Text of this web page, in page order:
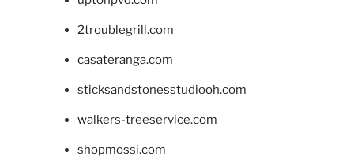
2troublegrill.com
casateranga.com
sticksandstonesstudiooh.com
walkers-treeservice.com
shopmossi.com